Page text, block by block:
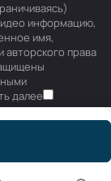
информацию,
имя,
права
далее